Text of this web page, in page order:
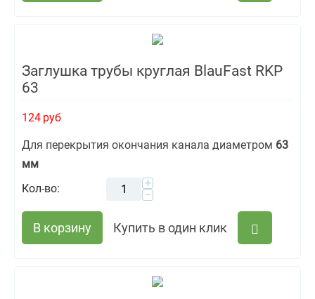
Заглушка трубы круглая BlauFast RKP
63
124 руб
Для перекрытия окончания канала диаметром 63
мм
Кол-во:
+
−
В корзину Купить в один клик